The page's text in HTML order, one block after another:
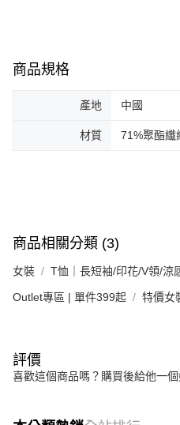
商品規格
產地 中國
材質 71%聚酯纖
商品相關分類 (3)
女裝 T恤｜長短袖/印花/V領/涼
Outlet專區 | 單件399起 特價女
評價
喜歡這個商品嗎？購買後給他一